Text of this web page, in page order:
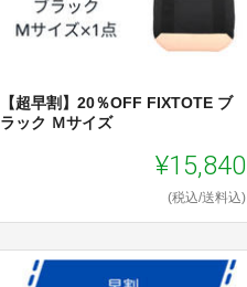
【超早割】20％OFF FIXTOTE ブ
ラック Ｍサイズ
¥15,840
(税込/送料込)